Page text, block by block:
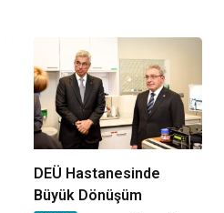
DEÜ Hastanesinde
Büyük Dönüşüm